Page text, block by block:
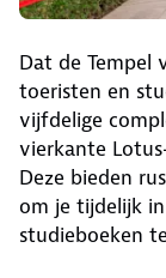
Dat de Tempel
toeristen en
vijfdelige
vierkante
Deze bieden
om je tijdelijk
studieboeken